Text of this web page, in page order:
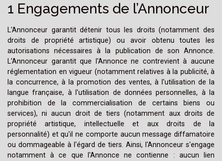
1 Engagements de l’Annonceur
L'Annonceur garantit détenir tous les droits (notamment des
droits de propriété artistique) ou avoir obtenu toutes les
autorisations nécessaires à la publication de son Annonce.
L'Annonceur garantit que l'Annonce ne contrevient à aucune
réglementation en vigueur (notamment relatives à la publicité, à
la concurrence, à la promotion des ventes, à l'utilisation de la
langue française, à l'utilisation de données personnelles, à la
prohibition de la commercialisation de certains biens ou
services), ni aucun droit de tiers (notamment aux droits de
propriété artistique, intellectuelle et aux droits de la
personnalité) et qu'il ne comporte aucun message diffamatoire
ou dommageable à l'égard de tiers. Ainsi, l'Annonceur s'engage
notamment à ce que l'Annonce ne contienne : aucun lien